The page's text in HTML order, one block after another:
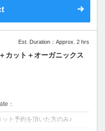
Est. Duration：Approx. 2 hrs
カット＋オーガニックス
：
ット予約を頂いた方のみ♪